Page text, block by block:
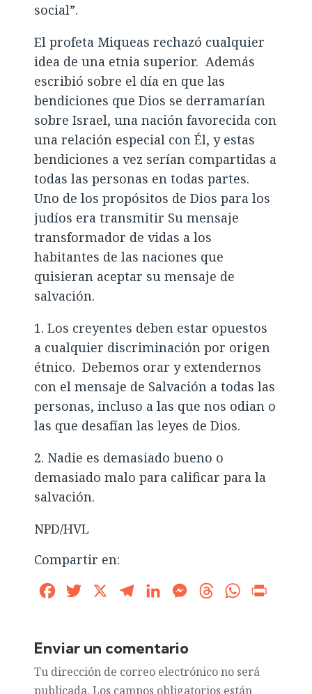
social”.
El profeta Miqueas rechazó cualquier
idea de una etnia superior. Además
escribió sobre el día en que las
bendiciones que Dios se derramarían
sobre Israel, una nación favorecida con
una relación especial con Él, y estas
bendiciones a vez serían compartidas a
todas las personas en todas partes.
Uno de los propósitos de Dios para los
judíos era transmitir Su mensaje
transformador de vidas a los
habitantes de las naciones que
quisieran aceptar su mensaje de
salvación.
1. Los creyentes deben estar opuestos
a cualquier discriminación por origen
étnico. Debemos orar y extendernos
con el mensaje de Salvación a todas las
personas, incluso a las que nos odian o
las que desafían las leyes de Dios.
2. Nadie es demasiado bueno o
demasiado malo para calificar para la
salvación.
NPD/HVL
Compartir en:
FacebookTwitter TelegramLinkedInMessengerThreadsWhatsApp
Enviar un comentario
Tu dirección de correo electrónico no será
publicada. Los campos obligatorios están